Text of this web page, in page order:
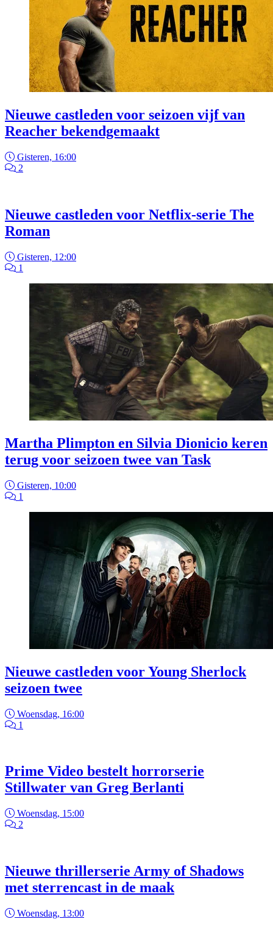
Nieuwe castleden voor seizoen vijf van
Reacher bekendgemaakt
Gisteren, 16:00
2
Nieuwe castleden voor Netflix-serie The
Roman
Gisteren, 12:00
1
Martha Plimpton en Silvia Dionicio keren
terug voor seizoen twee van Task
Gisteren, 10:00
1
Nieuwe castleden voor Young Sherlock
seizoen twee
Woensdag, 16:00
1
Prime Video bestelt horrorserie
Stillwater van Greg Berlanti
Woensdag, 15:00
2
Nieuwe thrillerserie Army of Shadows
met sterrencast in de maak
Woensdag, 13:00